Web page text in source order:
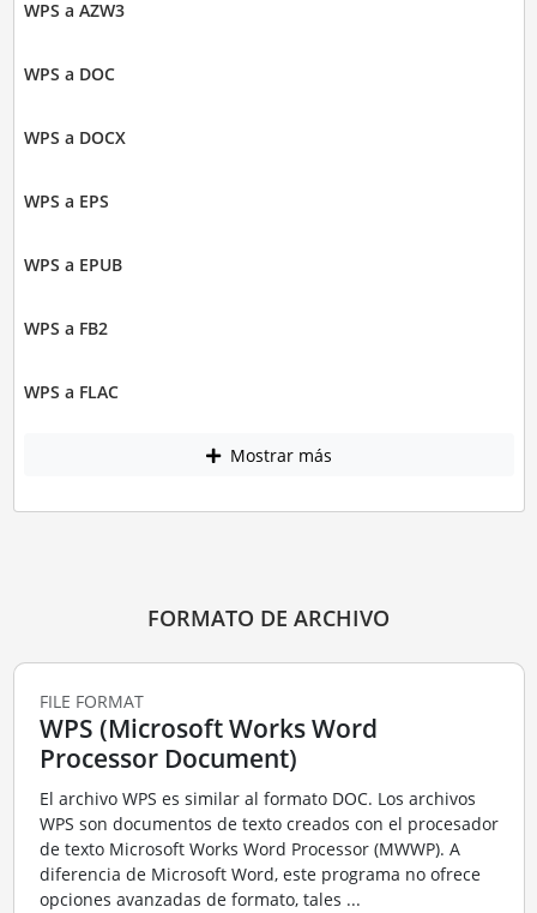
WPS a AZW3
WPS a DOC
WPS a DOCX
WPS a EPS
WPS a EPUB
WPS a FB2
WPS a FLAC
Mostrar más
FORMATO DE ARCHIVO
FILE FORMAT
WPS (Microsoft Works Word
Processor Document)
El archivo WPS es similar al formato DOC. Los archivos
WPS son documentos de texto creados con el procesador
de texto Microsoft Works Word Processor (MWWP). A
diferencia de Microsoft Word, este programa no ofrece
opciones avanzadas de formato, tales ...